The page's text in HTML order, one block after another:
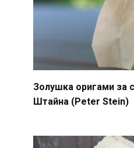
Золушка оригами за
Штайна (Peter Stein)